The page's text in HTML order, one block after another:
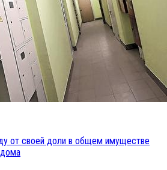
от своей доли в общем имуществе
дома